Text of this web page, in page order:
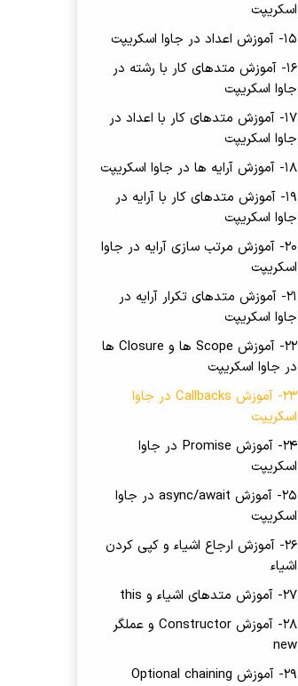
اسکریپت
15- آموزش اعداد در جاوا اسکریپت
16- آموزش متدهای کار با رشته در
جاوا اسکریپت
17- آموزش متدهای کار با اعداد در
جاوا اسکریپت
18- آموزش آرایه ها در جاوا اسکریپت
19- آموزش متدهای کار با آرایه در
جاوا اسکریپت
20- آموزش مرتب سازی آرایه در جاوا
اسکریپت
21- آموزش متدهای تکرار آرایه در
جاوا اسکریپت
22- آموزش Scope ها و Closure ها
در جاوا اسکریپت
23- آموزش Callbacks در جاوا
اسکریپت
24- آموزش Promise در جاوا
اسکریپت
25- آموزش async/await در جاوا
اسکریپت
26- آموزش ارجاع اشیاء و کپی کردن
اشیاء
27- آموزش متدهای اشیاء و this
28- آموزش Constructor و عملگر
new
29- آموزش Optional chaining